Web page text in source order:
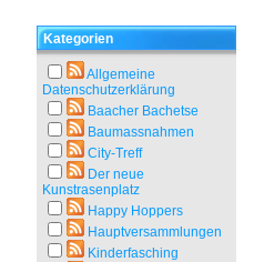
Kategorien
Allgemeine
Datenschutzerklärung
Baacher Bachetse
Baumassnahmen
City-Treff
Der neue
Kunstrasenplatz
Happy Hoppers
Hauptversammlungen
Kinderfasching